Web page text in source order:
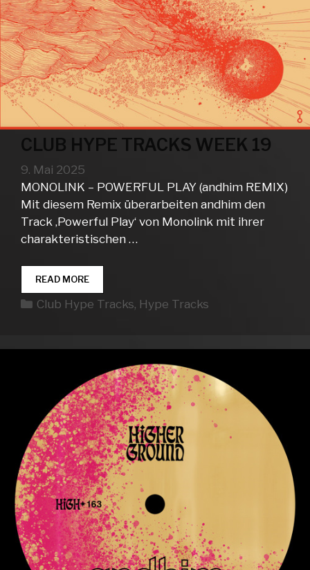
CLUB HYPE TRACKS WEEK 19
9. Mai 2025
MONOLINK – POWERFUL PLAY (andhim REMIX)
Mit diesem Remix überarbeiten andhim den
Track ‚Powerful Play‘ von Monolink mit ihrer
charakteristischen …
READ MORECLUB
HYPE
TRACKS
Kategorien
Club Hype Tracks, Hype Tracks